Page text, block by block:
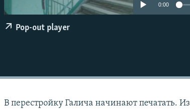
0:00
Pop-out player
В перестройку Галича начинают печатать.